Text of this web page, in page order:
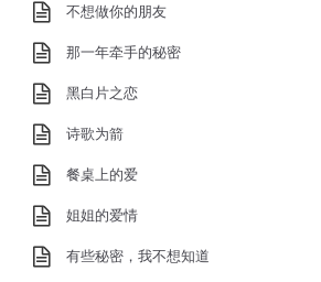
不想做你的朋友
那一年牵手的秘密
黑白片之恋
诗歌为箭
餐桌上的爱
姐姐的爱情
有些秘密，我不想知道